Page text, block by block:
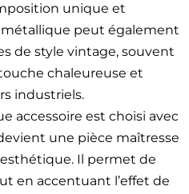
unique et
métallique peut également
de style vintage, souvent
chaleureuse et
industriels.
accessoire est choisi avec
une pièce maîtresse
Il permet de
en accentuant l’effet de